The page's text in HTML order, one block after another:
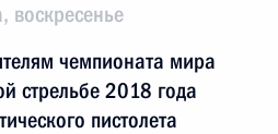
воскресенье
чемпионата мира
стрельбе 2018 года
пистолета